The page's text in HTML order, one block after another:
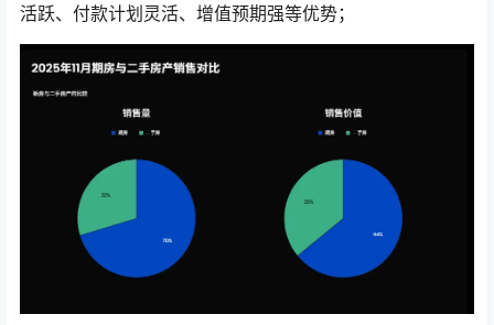
活跃、付款计划灵活、增值预期强等优势；